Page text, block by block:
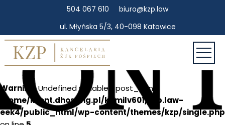
504 067 610
biuro@kzp.law
ul. Młyńska 5/3, 40-098 Katowice
Warning : Undefined variable $post_id in
/home/klient.dhosting.pl/kamilv601/kzp.law-
eek4/public_html/wp-content/themes/kzp/single.php